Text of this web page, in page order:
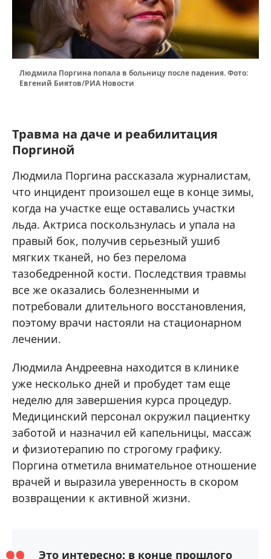
Людмила Поргина попала в больницу после падения. Фото:
Евгений Биятов/РИА Новости
Травма на даче и реабилитация
Поргиной
Людмила Поргина рассказала журналистам,
что инцидент произошел еще в конце зимы,
когда на участке еще оставались участки
льда. Актриса поскользнулась и упала на
правый бок, получив серьезный ушиб
мягких тканей, но без перелома
тазобедренной кости. Последствия травмы
все же оказались болезненными и
потребовали длительного восстановления,
поэтому врачи настояли на стационарном
лечении.
Людмила Андреевна находится в клинике
уже несколько дней и пробудет там еще
неделю для завершения курса процедур.
Медицинский персонал окружил пациентку
заботой и назначил ей капельницы, массаж
и физиотерапию по строгому графику.
Поргина отметила внимательное отношение
врачей и выразила уверенность в скором
возвращении к активной жизни.
Это интересно: в конце прошлого